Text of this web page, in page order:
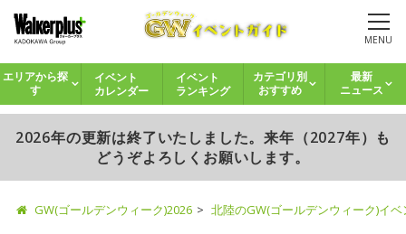
MENU
エリアから探
す
イベント
カレンダー
イベント
ランキング
カテゴリ別
おすすめ
最新
ニュース
2026年の更新は終了いたしました。来年（2027年）も
どうぞよろしくお願いします。
GW(ゴールデンウィーク)2026 北陸のGW(ゴールデンウィーク)イ